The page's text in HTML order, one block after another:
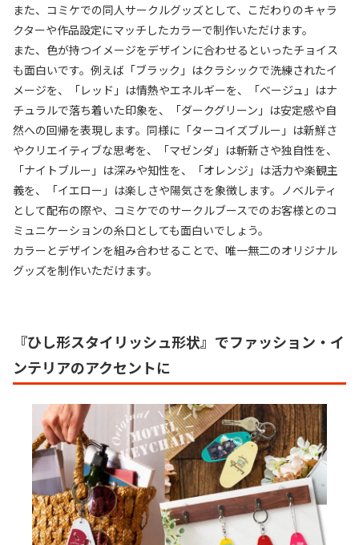
また、コミケでの同人サークルグッズとして、こだわりのキャラ
クターや作品設定にマッチしたカラーで制作いただけます。
また、色が持つイメージをデザインに合わせるといったチョイス
も面白いです。例えば「ブラック」はクラシックで洗練されたイ
メージを、「レッド」は情熱やエネルギーを、「ベージュ」はナ
チュラルで落ち着いた印象を、「ダークグリーン」は安定感や自
然への回帰を表現します。同様に「ターコイズブルー」は新鮮さ
やクリエイティブな思考を、「マゼンダ」は斬新さや独自性を、
「ナイトブルー」は深みや知性を、「オレンジ」は活力や楽観主
義を、「イエロー」は楽しさや陽気さを象徴します。ノベルティ
として配布の際や、コミケでのサークルブースでのお客様とのコ
ミュニケーションの糸口としても面白いでしょう。
カラーとデザインを組み合わせることで、唯一無二のオリジナル
グッズを制作いただけます。
『ひし形スタイリッシュ形状』でファッション・イ
ンテリアのアクセントに